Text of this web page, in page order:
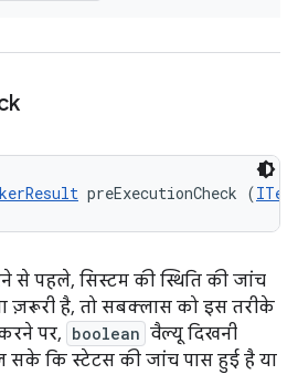
preExecutionCheck (
से पहले, सिस्टम की स्थिति की जांच
ज़रूरी है, तो सबक्लास को इस तरीके
पर, boolean वैल्यू दिखनी
सके कि स्टेटस की जांच पास हुई है या